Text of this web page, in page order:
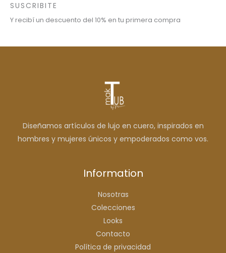
SUSCRIBITE
Y recibí un descuento del 10% en tu primera compra
Diseñamos artículos de lujo en cuero, inspirados en
hombres y mujeres únicos y empoderados como vos.
Information
Nosotras
Colecciones
Looks
Contacto
Política de privacidad